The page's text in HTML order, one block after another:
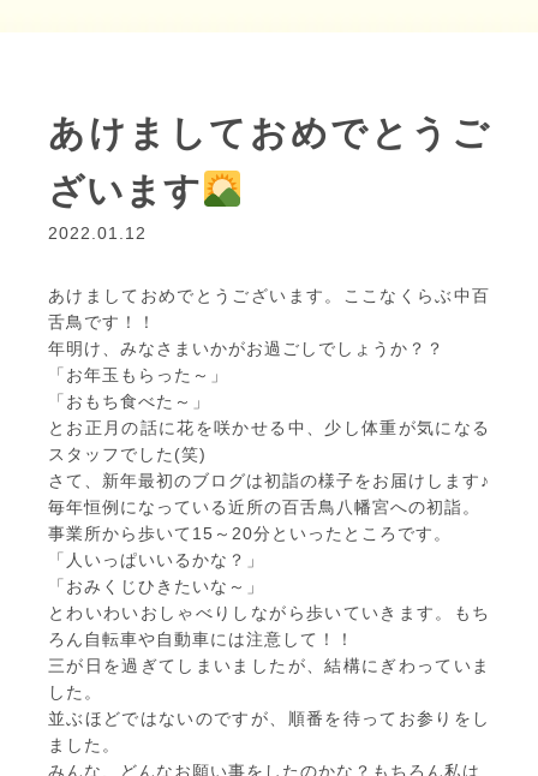
あけましておめでとうご
ざいます
2022.01.12
あけましておめでとうございます。ここなくらぶ中百
舌鳥です！！
年明け、みなさまいかがお過ごしでしょうか？？
「お年玉もらった～」
「おもち食べた～」
とお正月の話に花を咲かせる中、少し体重が気になる
スタッフでした(笑)
さて、新年最初のブログは初詣の様子をお届けします♪
毎年恒例になっている近所の百舌鳥八幡宮への初詣。
事業所から歩いて15～20分といったところです。
「人いっぱいいるかな？」
「おみくじひきたいな～」
とわいわいおしゃべりしながら歩いていきます。もち
ろん自転車や自動車には注意して！！
三が日を過ぎてしまいましたが、結構にぎわっていま
した。
並ぶほどではないのですが、順番を待ってお参りをし
ました。
みんな、どんなお願い事をしたのかな？もちろん私は